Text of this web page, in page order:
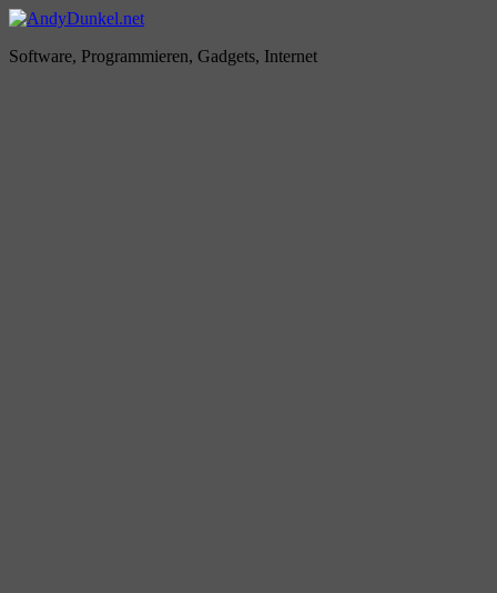
Zum
springen
AndyDunkel.net
Software, Programmieren, Gadgets, Internet